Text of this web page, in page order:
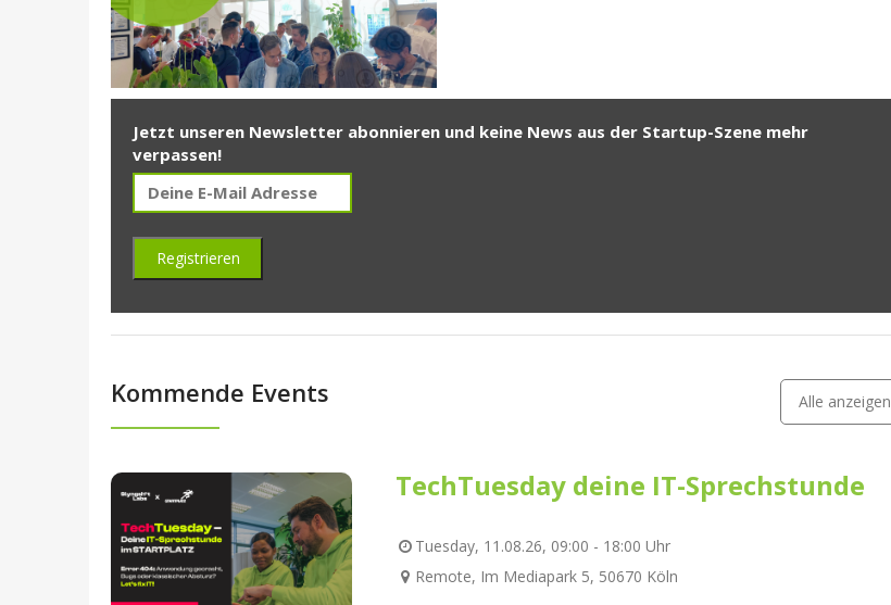
Jetzt unseren Newsletter abonnieren und keine News aus der Startup-Szene mehr
verpassen!
Kommende Events Alle anzeigen
TechTuesday deine IT-Sprechstunde
Tuesday, 11.08.26, 09:00 - 18:00 Uhr
Remote, Im Mediapark 5, 50670 Köln